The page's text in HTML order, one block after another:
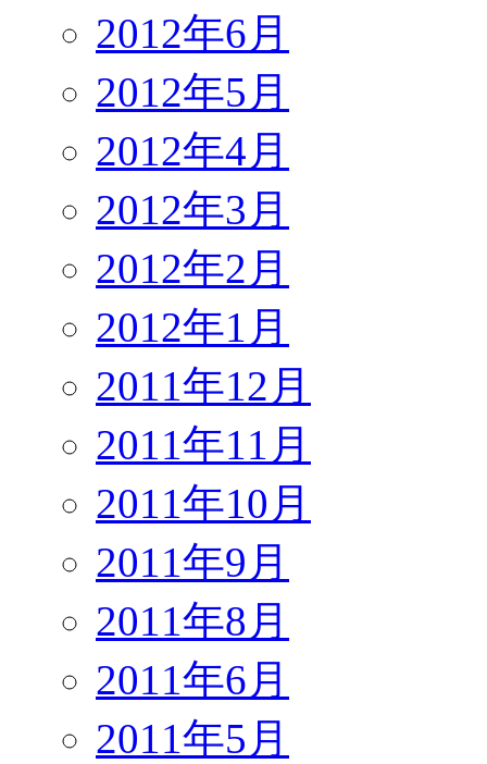
2012年6月
2012年5月
2012年4月
2012年3月
2012年2月
2012年1月
2011年12月
2011年11月
2011年10月
2011年9月
2011年8月
2011年6月
2011年5月